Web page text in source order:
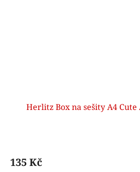
Herlitz Box na sešity A4 Cute
135 Kč